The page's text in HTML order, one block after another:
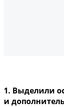
1. Выделили
и